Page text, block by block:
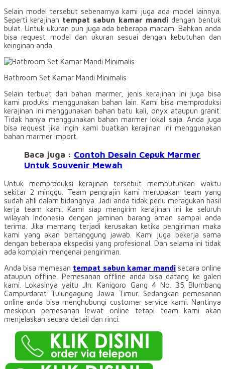
Selain model tersebut sebenarnya kami juga ada model lainnya.
Seperti kerajinan tempat sabun kamar mandi dengan bentuk
bulat. Untuk ukuran pun juga ada beberapa macam. Bahkan anda
bisa request model dan ukuran sesuai dengan kebutuhan dan
keinginan anda.
Bathroom Set Kamar Mandi Minimalis
Selain terbuat dari bahan marmer, jenis kerajinan ini juga bisa
kami produksi menggunakan bahan lain. Kami bisa memproduksi
kerajinan ini menggunakan bahan batu kali, onyx ataupun granit.
Tidak hanya menggunakan bahan marmer lokal saja. Anda juga
bisa request jika ingin kami buatkan kerajinan ini menggunakan
bahan marmer import.
Baca juga : Contoh Desain Cepuk Marmer
Untuk Souvenir Mewah
Untuk memproduksi kerajinan tersebut membutuhkan waktu
sekitar 2 minggu. Team pengrajin kami merupakan team yang
sudah ahli dalam bidangnya. Jadi anda tidak perlu meragukan hasil
kerja team kami. Kami siap mengirim kerajinan ini ke seluruh
wilayah Indonesia dengan jaminan barang aman sampai anda
terima. Jika memang terjadi kerusakan ketika pengiriman maka
kami yang akan bertanggung jawab. Kami juga bekerja sama
dengan beberapa ekspedisi yang profesional. Dan selama ini tidak
ada komplain mengenai pengiriman.
Anda bisa memesan tempat sabun kamar mandi secara online
ataupun offline. Pemesanan offline anda bisa datang ke galeri
kami. Lokasinya yaitu Jln. Kanigoro Gang 4 No. 35 Blumbang
Campurdarat Tulungagung Jawa Timur. Sedangkan pemesanan
online anda bisa menghubungi customer service kami. Nantinya
meskipun pemesanan lewat online tetapi team kami akan
menjelaskan secara detail dan rinci.